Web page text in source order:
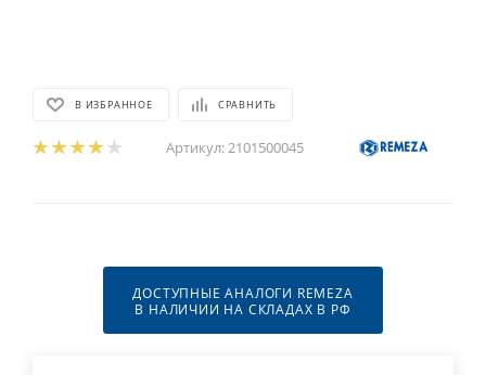
В ИЗБРАННОЕ СРАВНИТЬ
Артикул:2101500045
ДОСТУПНЫЕ АНАЛОГИ REMEZA
В НАЛИЧИИ НА СКЛАДАХ В РФ